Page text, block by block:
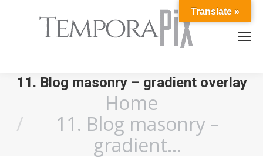
11. Blog masonry – gradient overlay
Home
11. Blog masonry –
gradient…
Translate »